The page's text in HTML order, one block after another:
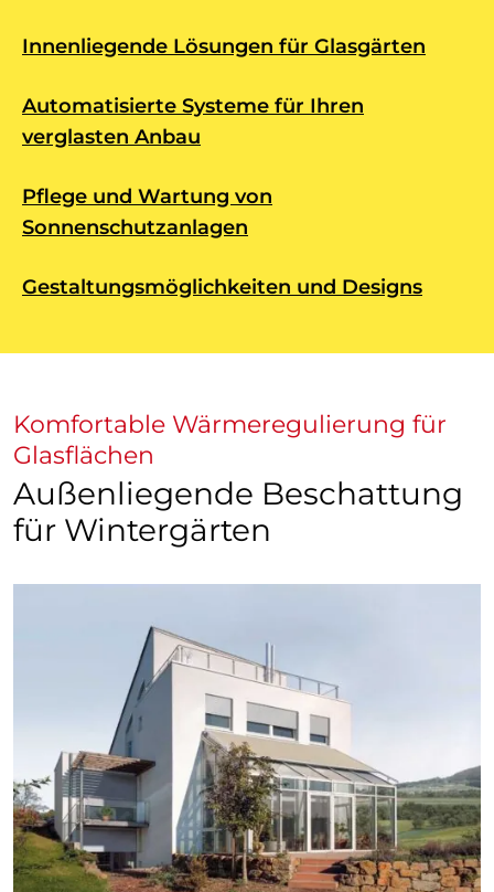
Innenliegende Lösungen für Glasgärten
Automatisierte Systeme für Ihren
verglasten Anbau
Pflege und Wartung von
Sonnenschutzanlagen
Gestaltungsmöglichkeiten und Designs
Komfortable Wärmeregulierung für
Glasflächen
Außenliegende Beschattung
für Wintergärten